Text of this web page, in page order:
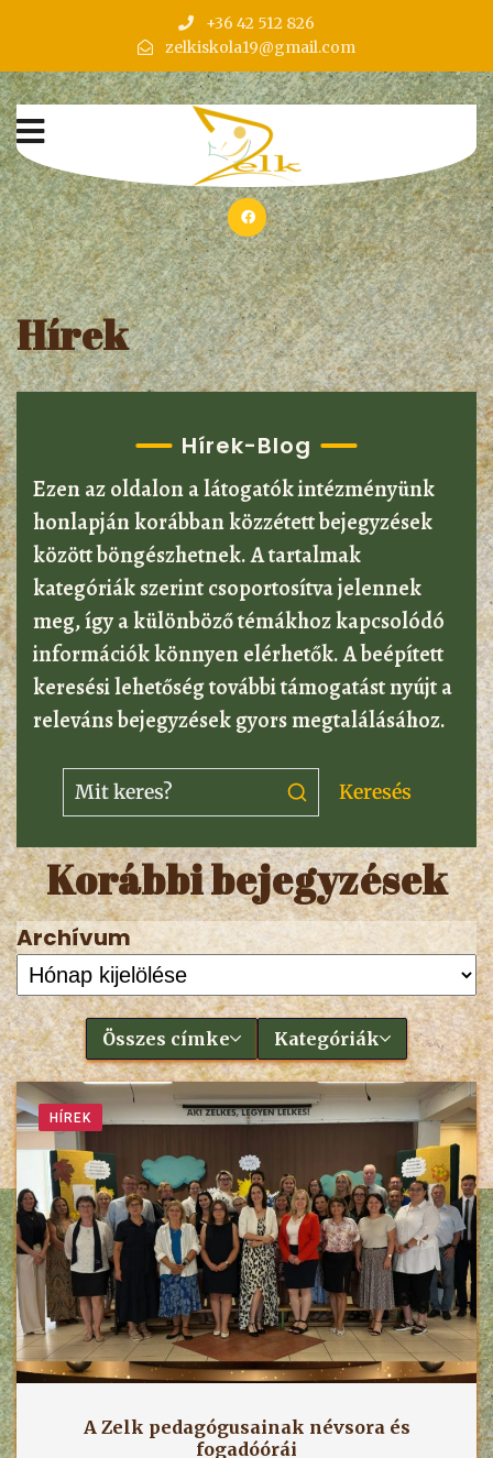
+36 42 512 826
zelkiskola19@gmail.com
Hírek
Hírek-Blog
Ezen az oldalon a látogatók intézményünk
honlapján korábban közzétett bejegyzések
között böngészhetnek. A tartalmak
kategóriák szerint csoportosítva jelennek
meg, így a különböző témákhoz kapcsolódó
információk könnyen elérhetők. A beépített
keresési lehetőség további támogatást nyújt a
releváns bejegyzések gyors megtalálásához.
Keresés
Korábbi bejegyzések
Archívum
Összes címke Kategóriák
HÍREK
A Zelk pedagógusainak névsora és
fogadóórái